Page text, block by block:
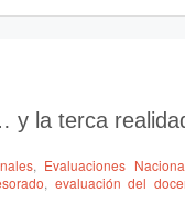
y la terca
, Evaluaciones
, evaluación del